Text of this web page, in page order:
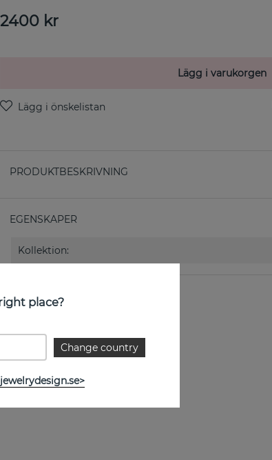
2400 kr
Lägg i varukorgen
PRODUKTBESKRIVNING
EGENSKAPER
Kollektion:
place?
Change country